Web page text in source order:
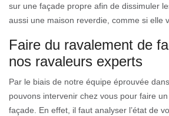
sur une façade propre afin de dissimuler
aussi une maison reverdie, comme si elle
Faire du ravalement de
nos ravaleurs experts
Par le biais de notre équipe éprouvée
pouvons intervenir chez vous pour faire
façade. En effet, il faut analyser l’état de